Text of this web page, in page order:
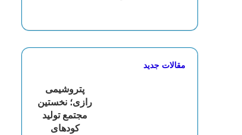
مقالات جدید
پتروشیمی
رازی؛ نخستین
مجتمع تولید
کودهای